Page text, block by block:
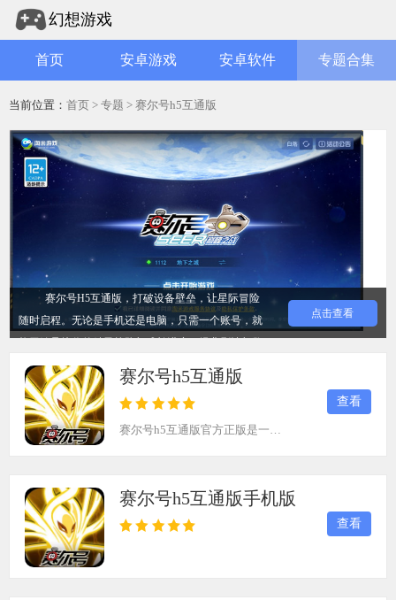
幻想游戏
首页 安卓游戏 安卓软件 专题合集
当前位置： 首页 > 专题 > 赛尔号h5互通版
赛尔号H5互通版，打破设备壁垒，让星际冒险
随时启程。无论是手机还是电脑，只需一个账号，就
百只精灵悉数回归，原汁原味的回合制对战体系得以
完美还原。在这里，你依然能体验捕捉精灵的惊喜、
挑战BOSS的紧张，以及策略搭配的深度乐趣。
点击查看
查看
赛尔号h5互通版
赛尔号h5互通版官方正版是一款由淘米网络科技官方推出的赛尔号手游。在这个充满奇幻与冒险的游戏世界里，玩家可以体验到与网页端完全相同的玩法和地图。虽然暂时无法充值米币和购买商品，但其他一切都可以正常体验。在这个广袤的游戏世界中，玩家可以尽情捕捉各种精灵，参加PVP大乱斗和巅峰圣战，还有各种实时活动等待你的参与。喜欢赛尔号的你，还等什么？快来下载游戏，体验这个充满惊喜与挑战的奇幻世界吧！游戏
查看
赛尔号h5互通版手机版